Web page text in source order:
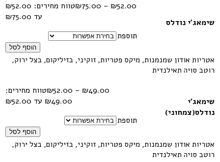
שימאג'י נודלס
₪52.00
–
₪75.00
עד ⁦₪75.00⁩
תוספת
הוסף לסל
אטריות אודון שמנמנות, מיקס פטריות, זוקיני, בזיליקום, בצל ירוק,
רוטב סויה תאילנדית
שימאג'י
נודלס(צמחוני)
₪49.00
–
₪52.00
טווח מחירים:
תוספת
הוסף לסל
אטריות אודון שמנמנות, מיקס פטריות, זוקיני, בזיליקום, בצל ירוק,
רוטב סויה תאילנדית